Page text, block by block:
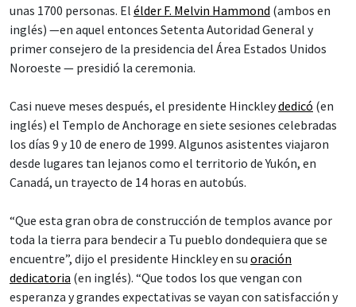
unas 1700 personas. El élder F. Melvin Hammond (ambos en
inglés) —en aquel entonces Setenta Autoridad General y
primer consejero de la presidencia del Área Estados Unidos
Noroeste — presidió la ceremonia.
Casi nueve meses después, el presidente Hinckleydedicó (en
inglés) el Templo de Anchorage en siete sesiones celebradas
los días 9 y 10 de enero de 1999. Algunos asistentes viajaron
desde lugares tan lejanos como el territorio de Yukón, en
Canadá, un trayecto de 14 horas en autobús.
“Que esta gran obra de construcción de templos avance por
toda la tierra para bendecir a Tu pueblo dondequiera que se
encuentre”, dijo el presidente Hinckley en su oración
dedicatoria (en inglés). “Que todos los que vengan con
esperanza y grandes expectativas se vayan con satisfacción y